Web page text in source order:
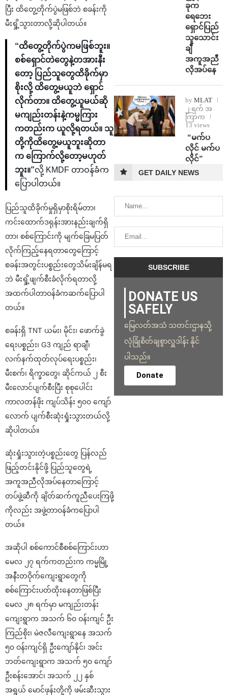
ပြီး ထိတွေ့တိုက်ပွဲမဖြစ်ဘဲ စခန်းကို
မီးရှို့သွားတာလို့ဆိုပါတယ်။
“ထိတွေ့တိုက်ပွဲကမဖြစ်ဘူး။
စစ်ရှောင်တဲတွေနဲ့တအားနီး
တော့ ပြည်သူတွေထိခိုက်မှာ
စိုးလို့ ထိတွေ့မယူဘဲ ရှောင်
လိုက်တာ။ ထိတွေ့ယူမယ်ဆို
မကျည်းတန်းနဲ့ကမ္မကြား
ကတည်းက ယူလို့ရတယ်။ သူ
တို့ကိုထိတွေ့မယူဘူးဆိုတာ
က ကြောက်လို့တော့မဟုတ်
ဘူး။”လို့ KMDF တာဝန်ခံက
ပြောပါတယ်။
ပြည်သူထိခိုက်မှုရှိမှာစိုးရိမ်တာ၊
ကင်းထောက်ဒရုန်းအားနည်းချက်ရှိ
တာ၊ စစ်ကြောင်းကို မျက်ခြေမပြတ်
လိုက်ကြည့်နေရတာတွေကြောင့်
စခန်းအတွင်းပစ္စည်းတွေသိမ်းချိန်မရ
ဘဲ မီးရှို့ဖျက်စီးခံလိုက်ရတာလို့
အထက်ပါတာဝန်ခံကဆက်ပြောပါ
တယ်။
စခန်းရှိ TNT ယမ်း၊ မိုင်း၊ ဖောက်ခွဲ
ရေးပစ္စည်း၊ G3 ကျည် ရာချီ၊
လက်နက်ထုတ်လုပ်ရေးပစ္စည်း၊
မီးစက်၊ ရိက္ခာတွေ၊ ဆိုင်ကယ် ၂ စီး
မီးလောင်ပျက်စီးပြီး စုစုပေါင်း
ကာလတန်ဖိုး ကျပ်သိန်း ၅၀၀ ကျော်
လောက် ပျက်စီးဆုံးရှုံးသွားတယ်လို့
ဆိုပါတယ်။
ဆုံးရှုံးသွားတဲ့ပစ္စည်းတွေ ပြန်လည်
ဖြည့်တင်းနိုင်ဖို့ ပြည်သူတွေရဲ့
အကူအညီလိုအပ်နေတာကြောင့်
တပ်ဖွဲ့ဆီကို ချိတ်ဆက်ကူညီပေးကြဖို့
ကိုလည်း အဖွဲ့တာဝန်ခံကပြောပါ
တယ်။
အဆိုပါ စစ်ကောင်စီစစ်ကြောင်းဟာ
မေလ ၂၇ ရက်ကတည်းက ကမ္မမြို့
အနီးတဝိုက်ကျေးရွာတွေကို
စစ်ကြောင်းပတ်ထိုးနေတာဖြစ်ပြီး
မေလ ၂၈ ရက်မှာ မကျည်းတန်း
ကျေးရွာက အသက် ၆၀ ဝန်းကျင် ဦး
ကြည်စိုး၊ မဲဇလီကျေးရွာနေ အသက်
၅၀ ဝန်းကျင်ရှိ ဦးကျော်နိုင်၊ အင်း
ဘတ်ကျေးရွာက အသက် ၅၀ ကျော်
ဦးစန်းအောင်၊ အသက် ၂၂ နှစ်
အရွယ် မောင်ဖုန်းတို့ကို ဖမ်းဆီးသွား
ခုက
ရေဘေး
ရှောင်ပြည်
သူသောင်း
ချီ
အကူအညီ
လိုအပ်နေ
by MLAT
၂ ရက် အ
ကြာက
13 views
⁨ ⁨“မက်ပ
လိုင် မက်ပ
လိုင်”
GET DAILY NEWS
DONATE US
SAFELY
မြေလတ်အသံ သတင်းဌာနသို့
လုံခြုံစိတ်ချစွာလှူဒါန်း နိုင်
ပါသည်။
Donate